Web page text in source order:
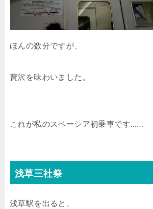
ほんの数分ですが、
贅沢を味わいました。
これが私のスペーシア初乗車です……
浅草三社祭
浅草駅を出ると、